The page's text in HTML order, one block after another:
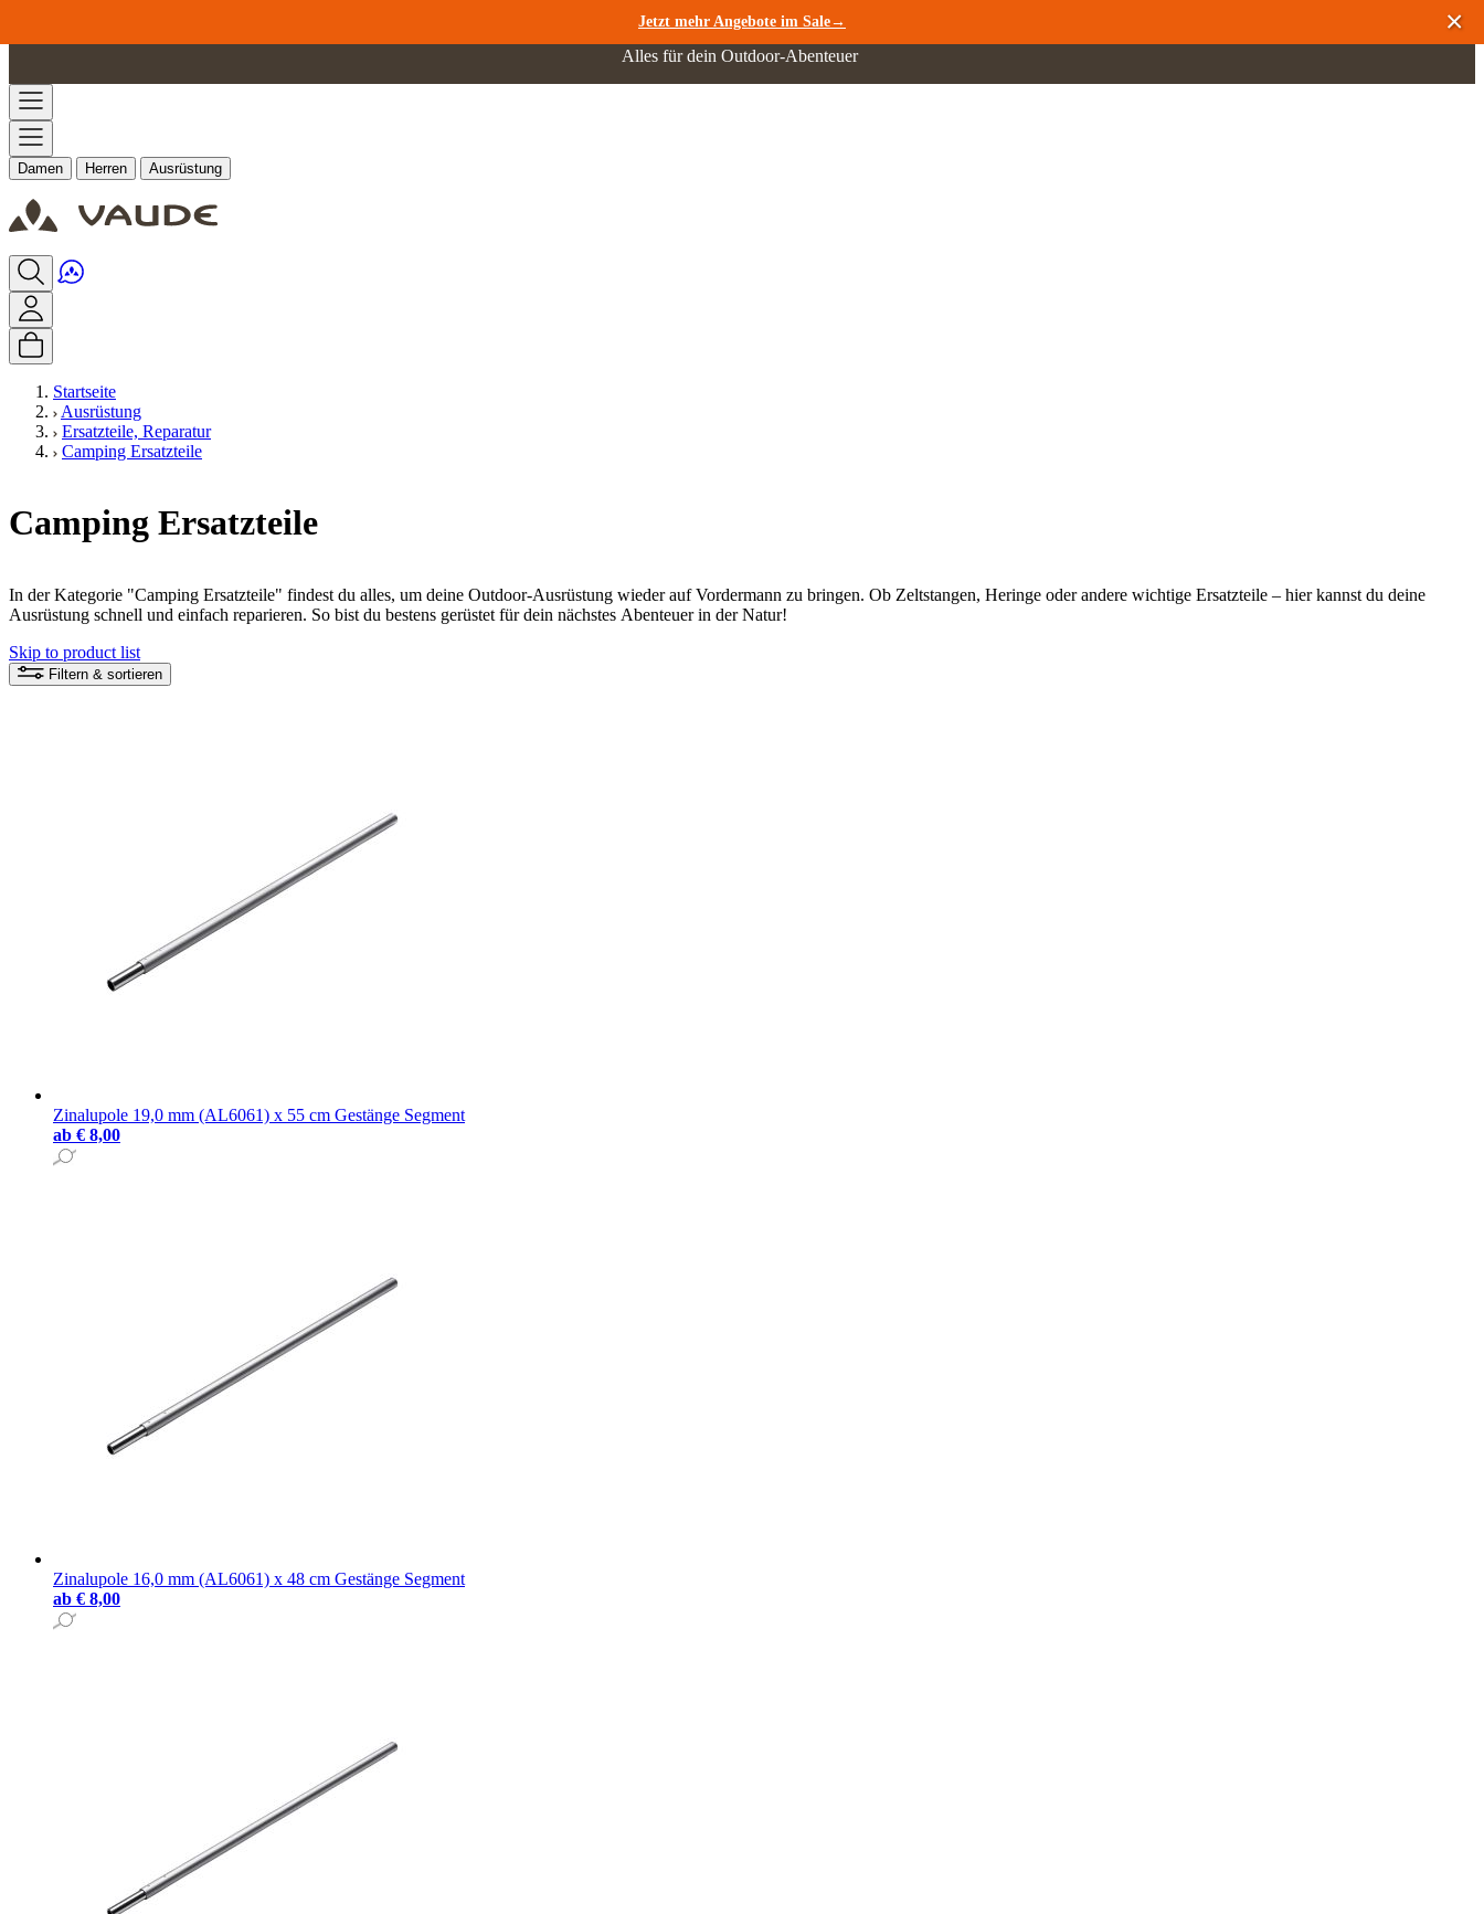
Jetzt mehr Angebote im Sale→
Alles für dein Outdoor-Abenteuer
Damen Herren Ausrüstung
Startseite
Ausrüstung
Ersatzteile, Reparatur
Camping Ersatzteile
Camping Ersatzteile
In der Kategorie "Camping Ersatzteile" findest du alles, um deine Outdoor-Ausrüstung wieder auf Vordermann zu bringen. Ob Zeltstangen, Heringe oder andere wichtige Ersatzteile – hier kannst du deine
Ausrüstung schnell und einfach reparieren. So bist du bestens gerüstet für dein nächstes Abenteuer in der Natur!
Skip to product list
Filtern & sortieren
Zinalupole 19,0 mm (AL6061) x 55 cm Gestänge Segment
ab € 8,00
Zinalupole 16,0 mm (AL6061) x 48 cm Gestänge Segment
ab € 8,00